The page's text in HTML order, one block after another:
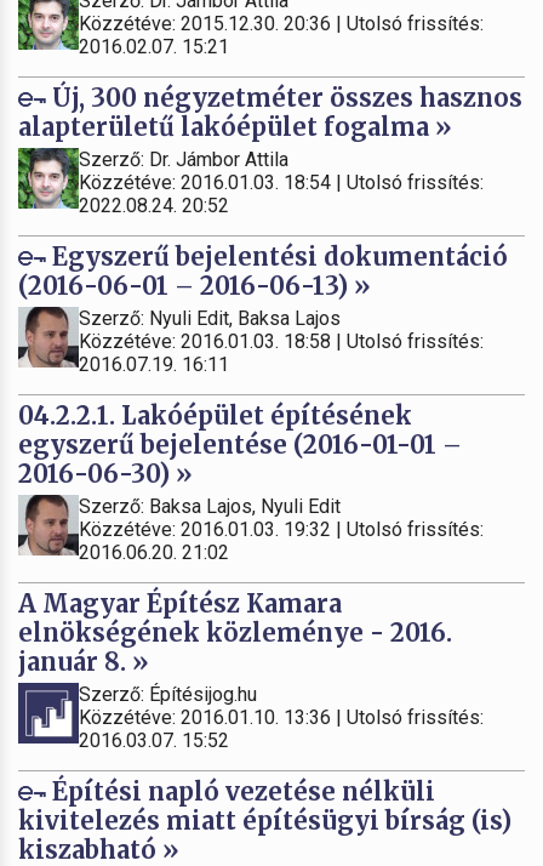
Közzétéve: 2015.12.30. 20:36 | Utolsó frissítés:
2016.02.07. 15:21
Új, 300 négyzetméter összes hasznos
alapterületű lakóépület fogalma »
Szerző: Dr. Jámbor Attila
Közzétéve: 2016.01.03. 18:54 | Utolsó frissítés:
2022.08.24. 20:52
Egyszerű bejelentési dokumentáció
(2016-06-01 – 2016-06-13) »
Szerző: Nyuli Edit, Baksa Lajos
Közzétéve: 2016.01.03. 18:58 | Utolsó frissítés:
2016.07.19. 16:11
04.2.2.1. Lakóépület építésének
egyszerű bejelentése (2016-01-01 –
2016-06-30) »
Szerző: Baksa Lajos, Nyuli Edit
Közzétéve: 2016.01.03. 19:32 | Utolsó frissítés:
2016.06.20. 21:02
A Magyar Építész Kamara
elnökségének közleménye - 2016.
január 8. »
Szerző: Építésijog.hu
Közzétéve: 2016.01.10. 13:36 | Utolsó frissítés:
2016.03.07. 15:52
Építési napló vezetése nélküli
kivitelezés miatt építésügyi bírság (is)
kiszabható »